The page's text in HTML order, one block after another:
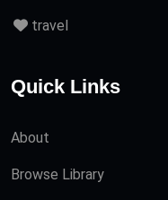
travel
Quick Links
About
Browse Library